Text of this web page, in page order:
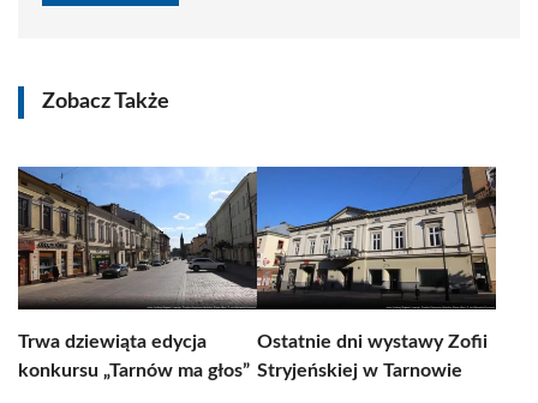
Zobacz Także
Trwa dziewiąta edycja
konkursu „Tarnów ma głos”
Ostatnie dni wystawy Zofii
Stryjeńskiej w Tarnowie